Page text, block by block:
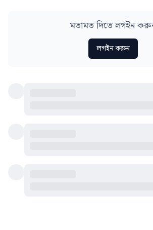
মতামত দিতে লগইন
লগইন করুন